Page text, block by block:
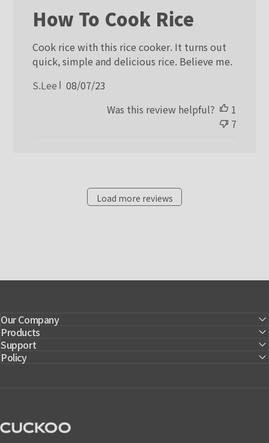
How To Cook Rice
Cook rice with this rice cooker. It turns out
quick, simple and delicious rice. Believe me.
S.Lee
Published
08/07/23
Was this review helpful?
1
7
Load more reviews
Our Company
Products
Support
Policy
CUCKOO America